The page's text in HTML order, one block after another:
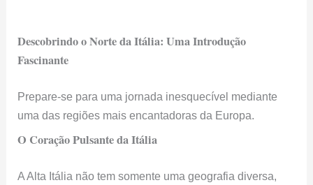
Descobrindo o Norte da Itália: Uma Introdução
Fascinante
Prepare-se para uma jornada inesquecível mediante
uma das regiões mais encantadoras da Europa.
O Coração Pulsante da Itália
A Alta Itália não tem somente uma geografia diversa,